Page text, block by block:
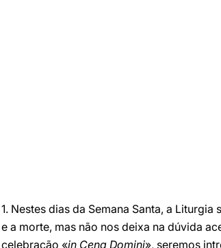
1. Nestes dias da Semana Santa, a
e a morte, mas não nos deixa na dúvida
celebração «in Cena Domini», seremos